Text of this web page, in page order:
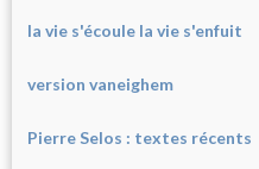
la vie s'écoule la vie s'enfuit
version vaneighem
Pierre Selos : textes récents